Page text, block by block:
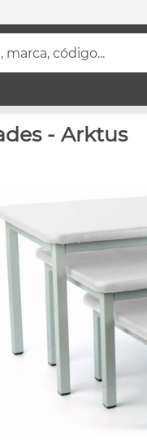
código...
- Arktus